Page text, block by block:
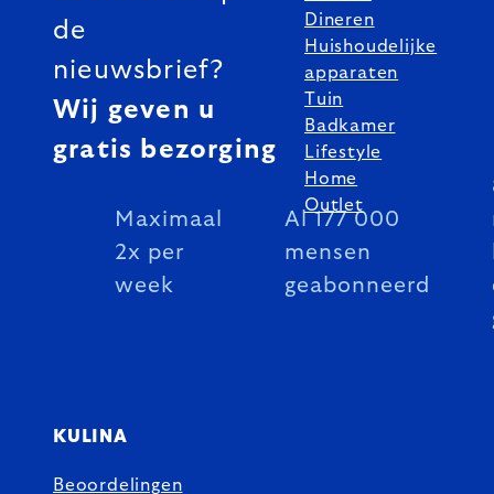
de
nieuwsbrief?
Wij geven u
gratis bezorging
Maximaal
2x per
week
Al 177 000
mensen
geabonneerd
Dineren
Huishoudelijke
apparaten
Tuin
Badkamer
Lifestyle
Home
Outlet
KULINA
Beoordelingen